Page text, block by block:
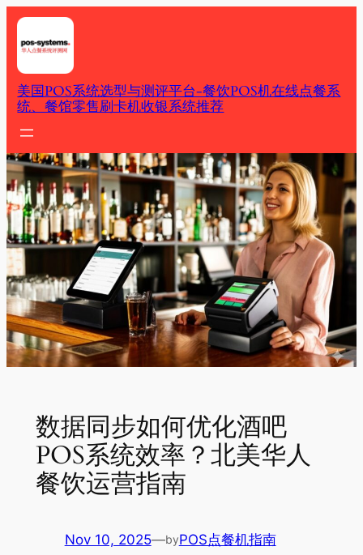
Skip
content
美国POS系统选型与测评平台-餐饮POS机在线点餐系
统、餐馆零售刷卡机收银系统推荐
数据同步如何优化酒吧
POS系统效率？北美华人
餐饮运营指南
Nov 10, 2025—byPOS点餐机指南